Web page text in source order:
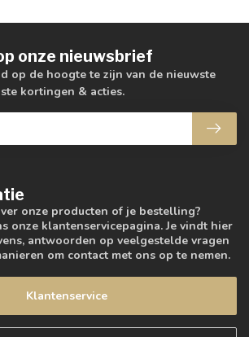
onze producten of je bestelling?
onze klantenservicepagina. Je vindt hier
antwoorden op veelgestelde vragen
om contact met ons op te nemen.
Klantenservice
onze nieuwsbrief
op de hoogte te zijn van de nieuwste
kortingen & acties.